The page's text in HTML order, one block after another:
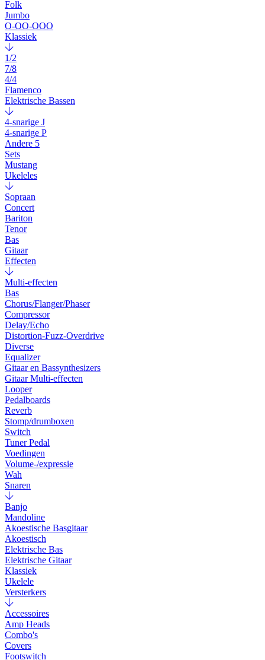
Folk
Jumbo
O-OO-OOO
Klassiek
1/2
7/8
4/4
Flamenco
Elektrische Bassen
4-snarige J
4-snarige P
Andere 5
Sets
Mustang
Ukeleles
Sopraan
Concert
Bariton
Tenor
Bas
Gitaar
Effecten
Multi-effecten
Bas
Chorus/Flanger/Phaser
Compressor
Delay/Echo
Distortion-Fuzz-Overdrive
Diverse
Equalizer
Gitaar en Bassynthesizers
Gitaar Multi-effecten
Looper
Pedalboards
Reverb
Stomp/drumboxen
Switch
Tuner Pedal
Voedingen
Volume-/expressie
Wah
Snaren
Banjo
Mandoline
Akoestische Basgitaar
Akoestisch
Elektrische Bas
Elektrische Gitaar
Klassiek
Ukelele
Versterkers
Accessoires
Amp Heads
Combo's
Covers
Footswitch